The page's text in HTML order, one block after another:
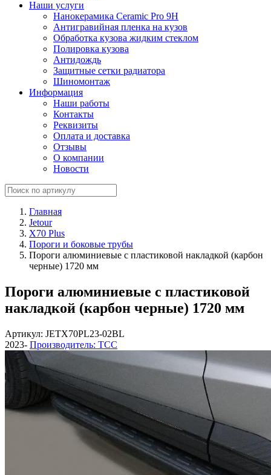
Наши услуги
Нанокерамика Ceramic Pro 9H
Антигравийная пленка на кузов
Обработка кузова жидким стеклом
Полировка кузова
Антидождь
Защитные сетки радиатора
Шиномонтаж
Информация
Наши работы
Контакты
Реквизиты
Оплата и доставка
Отзывы
О компании
Новости
Главная
Jetour
X70 Plus
Пороги и боковые трубы
Пороги алюминиевые с пластиковой накладкой (карбон
черные) 1720 мм
Пороги алюминиевые с пластиковой
накладкой (карбон черные) 1720 мм
Артикул: JETX70PL23-02BL
2023- Производитель: ТСС